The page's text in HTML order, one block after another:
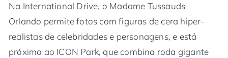
Na International Drive, o Madame Tussauds
Orlando permite fotos com figuras de cera hiper-
realistas de celebridades e personagens, e está
próximo ao ICON Park, que combina roda gigante